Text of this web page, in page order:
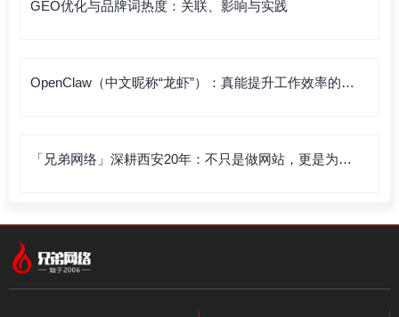
GEO优化与品牌词热度：关联、影响与实践
OpenClaw（中文昵称“龙虾”）：真能提升工作效率的利
「兄弟网络」深耕西安20年：不只是做网站，更是为企